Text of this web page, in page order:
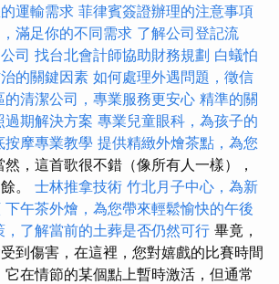
運輸需求 菲律賓簽證辦理的注意事項
滿足你的不同需求 了解公司登記流
司 找台北會計師協助財務規劃 白蟻怕
的關鍵因素 如何處理外遇問題，徵信
的清潔公司，專業服務更安心 精準的關
過期解決方案 專業兒童眼科，為孩子的
按摩專業教學 提供精緻外燴茶點，為您
然，這首歌很不錯（像所有人一樣），
。 士林推拿技術 竹北月子中心，為新
下午茶外燴，為您帶來輕鬆愉快的午後
，了解當前的土葬是否仍然可行 畢竟，
到傷害，在這裡，您對嬉戲的比賽時間
在情節的某個點上暫時激活，但通常